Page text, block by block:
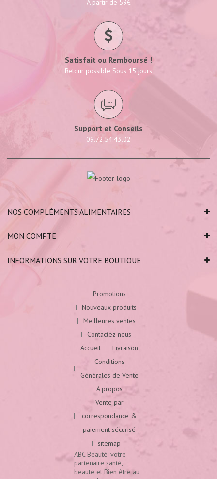
A partir de 59€
Satisfait ou Remboursé !
Retour possible Sous 15 jours
Support et Conseils
09.72.54.43.02
NOS COMPLÉMENTS ALIMENTAIRES
MON COMPTE
INFORMATIONS SUR VOTRE BOUTIQUE
Promotions
Nouveaux produits
Meilleures ventes
Contactez-nous
Accueil
Livraison
Conditions
Générales de Vente
A propos
Vente par
correspondance &
paiement sécurisé
sitemap
ABC Beauté, votre
partenaire santé,
beauté et Bien être au